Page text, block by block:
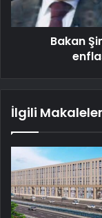
Bakan
İlgili Makaleler